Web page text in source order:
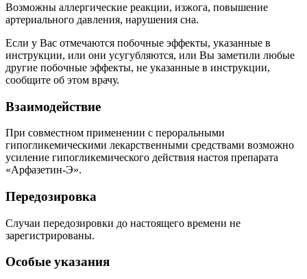
Возможны аллергические реакции, изжога, повышение
артериального давления, нарушения сна.
Если у Вас отмечаются побочные эффекты, указанные в
инструкции, или они усугубляются, или Вы заметили любые
другие побочные эффекты, не указанные в инструкции,
сообщите об этом врачу.
Взаимодействие
При совместном применении с пероральными
гипогликемическими лекарственными средствами возможно
усиление гипогликемического действия настоя препарата
«Арфазетин‑Э».
Передозировка
Случаи передозировки до настоящего времени не
зарегистрированы.
Особые указания